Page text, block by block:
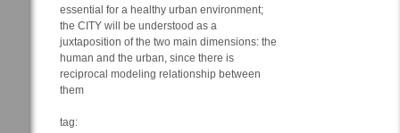
essential for a healthy urban environment;
the CITY will be understood as a
juxtaposition of the two main dimensions: the
human and the urban, since there is
reciprocal modeling relationship between
them
tag: